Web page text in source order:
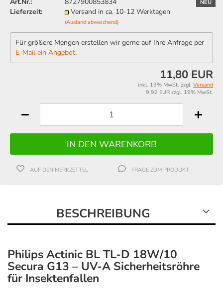
NEU
Lieferzeit:
Versand in ca. 10-12 Werktagen
(Ausland abweichend)
Für größere Mengen erstellen wir gerne auf Ihre Anfrage per
E-Mail ein Angebot.
11,80 EUR
inkl. 19% MwSt. zzgl. Versand
9,92 EUR zzgl. 19% MwSt.
AUF DEN MERKZETTEL FRAGE ZUM PRODUKT
BESCHREIBUNG
Philips Actinic BL TL-D 18W/10
Secura G13 – UV-A Sicherheitsröhre
für Insektenfallen